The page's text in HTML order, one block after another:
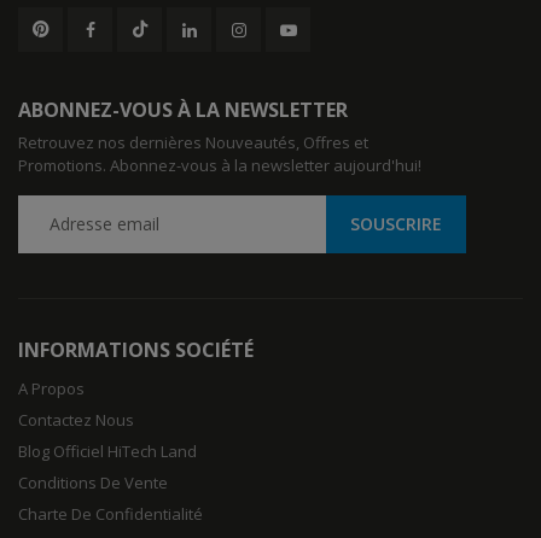
ABONNEZ-VOUS À LA NEWSLETTER
Retrouvez nos dernières Nouveautés, Offres et
Promotions. Abonnez-vous à la newsletter aujourd'hui!
INFORMATIONS SOCIÉTÉ
A Propos
Contactez Nous
Blog Officiel HiTech Land
Conditions De Vente
Charte De Confidentialité